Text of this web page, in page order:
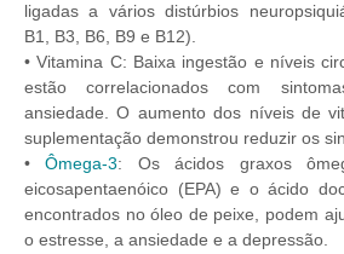
ligadas a vários distúrbios
B1, B3, B6, B9 e B12).
• Vitamina C: Baixa ingestão e níveis
estão correlacionados com
ansiedade. O aumento dos níveis de
suplementação demonstrou reduzir os
•Ômega-3: Os ácidos graxos
eicosapentaenóico (EPA) e o ácido
encontrados no óleo de peixe, podem
o estresse, a ansiedade e a depressão.